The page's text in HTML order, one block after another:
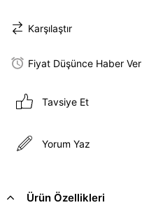
Karşılaştır
Fiyat Düşünce Haber Ver
Tavsiye Et
Yorum Yaz
Ürün Özellikleri